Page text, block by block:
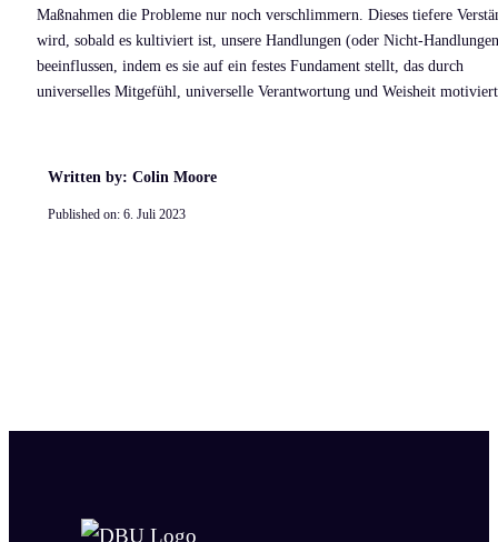
Maßnahmen die Probleme nur noch verschlimmern. Dieses tiefere
wird, sobald es kultiviert ist, unsere Handlungen (oder Nicht-
beeinflussen, indem es sie auf ein festes Fundament stellt, das durch
universelles Mitgefühl, universelle Verantwortung und Weisheit
Written by: Colin Moore
Published on: 6. Juli 2023